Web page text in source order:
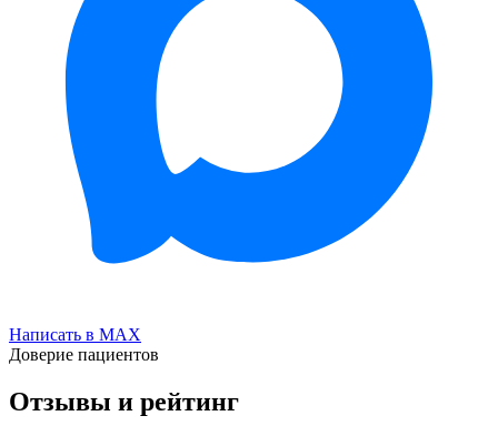
Написать в MAX
Доверие пациентов
Отзывы и рейтинг